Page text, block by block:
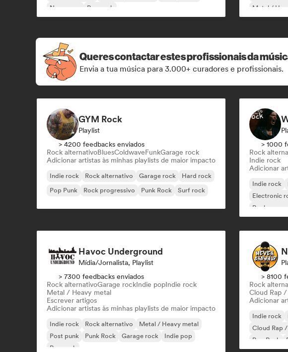
New wave
Pop rock
Metal /
Queres contactar estes profissionais da
Envia a tua música para 3.000+ curadores e profissionais.
GYM Rock
Playlist
> 4200 feedbacks enviados
Rock alternativoBluesColdwaveFunkGarage rock
Adicionar artistas às minhas playlists de maior impacto
Indie rock Rock alternativo Garage rock
Hard rock
Pop Punk
Rock progressivo Punk Rock Surf rock
> 1000
Rock
Indie rock
Adicionar
Indie rock
Electronic
Rock
Havoc Underground
Mídia/Jornalista, Playlist
> 7300 feedbacks enviados
Rock alternativoGarage rockIndie popIndie rock
Metal / Heavy metal
Escrever artigos
Adicionar artistas às minhas playlists de maior impacto
Indie rock Rock alternativo
Metal / Heavy metal
Post punk
Punk Rock Garage rock
Indie pop
Pop rock
> 8100
Rock
Cloud Rap
Adicionar
Indie rock
Cloud Rap
Pop Punk